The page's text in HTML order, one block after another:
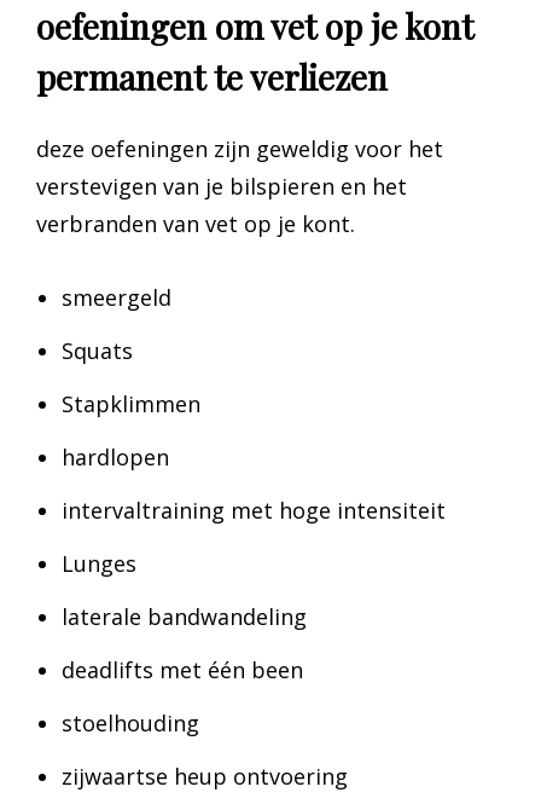
oefeningen om vet op je kont
permanent te verliezen
deze oefeningen zijn geweldig voor het
verstevigen van je bilspieren en het
verbranden van vet op je kont.
smeergeld
Squats
Stapklimmen
hardlopen
intervaltraining met hoge intensiteit
Lunges
laterale bandwandeling
deadlifts met één been
stoelhouding
zijwaartse heup ontvoering